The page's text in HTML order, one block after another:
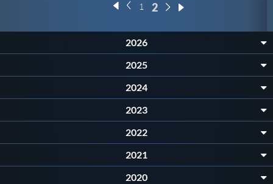
1 2
2026
2025
2024
2023
2022
2021
2020